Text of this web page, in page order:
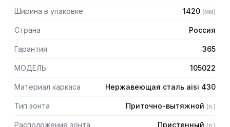
Ширина в упаковке 1420 (мм)
Страна Россия
Гарантия 365
МОДЕЛЬ 105022
Материал каркаса Нержавеющая сталь aisi 430
Тип зонта Приточно-вытяжной (л.)
Расположение зонта Пристенный (л.)